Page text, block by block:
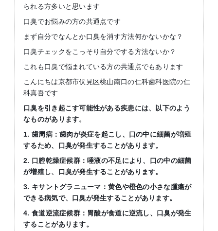
られる方多いと思います
口臭でお悩みの方の共通点です
まず自分でなんとか口臭を消す方法何かないかな？
口臭チェックをこっそり自分でする方法ないか？
これも口臭で悩まれている方の共通点でもあります
こんにちは京都市伏見区桃山南口の仁科歯科医院の仁
科真吾です
口臭を引き起こす可能性がある疾患には、以下のよう
なものがあります。
1. 歯周病：歯肉が炎症を起こし、口の中に細菌が増殖
するため、口臭が発生することがあります。
2. 口腔乾燥症候群：唾液の不足により、口の中の細菌
が増殖し、口臭が発生することがあります。
3. キサントグラニューマ：黄色や橙色の小さな腫瘍が
できる病気で、口臭が発生することがあります。
4. 食道逆流症候群：胃酸が食道に逆流し、口臭が発生
することがあります。